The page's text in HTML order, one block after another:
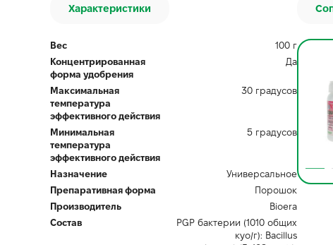
Характеристики
Вес
100 г
Концентрированная
форма удобрения
Да
Максимальная
температура
эффективного действия
30 градусов
Минимальная
температура
эффективного действия
5 градусов
Назначение
Универсальное
Препаративная форма
Порошок
Производитель
Bioera
Состав
PGP бактерии (1010 общих
куо/г): Bacillus
AA-10080
Есть в наличии
Биоактиватор
ЭКИСИТИМАКС |
EQUISETOMAX Bioera 1л
0
1 300.00 грн